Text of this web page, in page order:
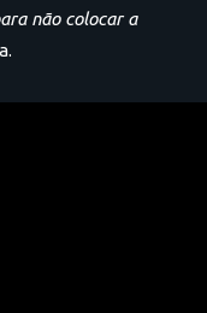
não colocar a